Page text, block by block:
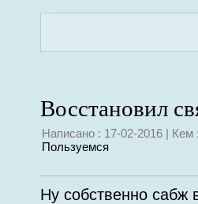
Восстановил
Написано : 17-02-2016 | Кем :
Пользуемся
Ну собственно сабж